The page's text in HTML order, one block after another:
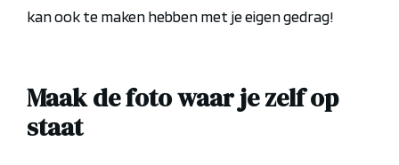
kan ook te maken hebben met je eigen gedrag!
Maak de foto waar je zelf op
staat